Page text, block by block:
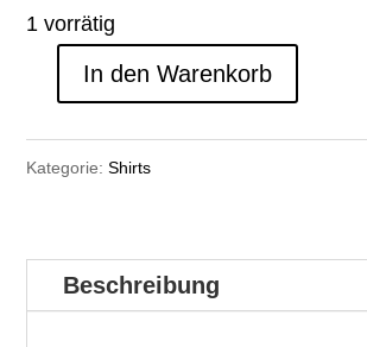
1 vorrätig
M
-
Blume
In den Warenkorb
Kategorie:Shirts
Beschreibung